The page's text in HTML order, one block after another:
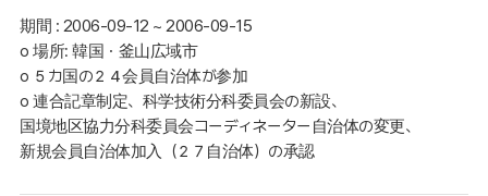
期間 : 2006-09-12 ~ 2006-09-15
o 場所: 韓国・釜山広域市
o ５カ国の２４会員自治体が参加
o 連合記章制定、科学技術分科委員会の新設、
国境地区協力分科委員会コーディネーター自治体の変更、
新規会員自治体加入（２７自治体）の承認